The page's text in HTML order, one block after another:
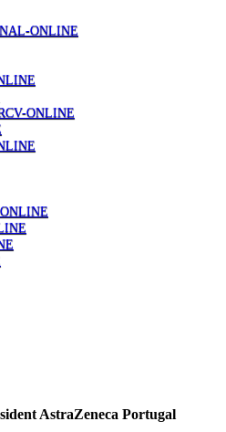
ONLINE
ONLINE
AstraZeneca Portugal